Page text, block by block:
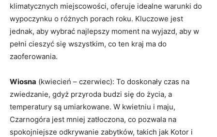
klimatycznych miejscowości, oferuje idealne⁤ warunki‍ do
wypoczynku o różnych porach roku. Kluczowe jest
jednak, aby wybrać najlepszy moment na wyjazd, aby w
pełni ‍cieszyć się wszystkim, co ten kraj ma do
zaoferowania.
Wiosna ‍(kwiecień – czerwiec): To ​doskonały czas na
zwiedzanie, gdyż przyroda budzi się do życia, a
temperatury są umiarkowane. W kwietniu i maju,
Czarnogóra jest mniej ⁤zatłoczona, co pozwala na
spokojniejsze odkrywanie zabytków, ‌takich jak Kotor i